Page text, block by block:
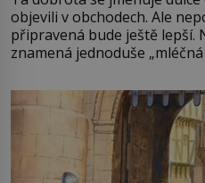
objevili v obchodech. Ale
připravená bude ještě lepší.
znamená jednoduše
pře hned několik
Francie, kde se traduje,